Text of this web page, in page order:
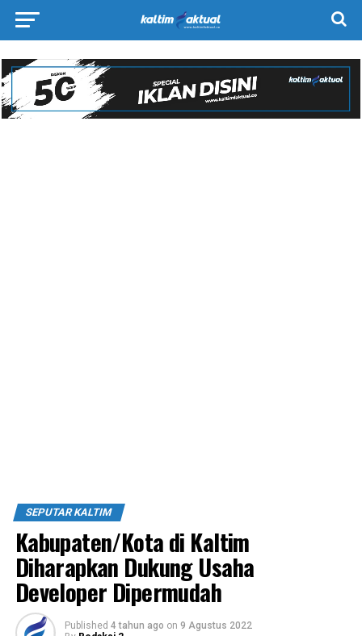
SEPUTAR KALTIM
Kabupaten/Kota di Kaltim
Diharapkan Dukung Usaha
Developer Dipermudah
Published 4 tahun ago on 9 Agustus 2022